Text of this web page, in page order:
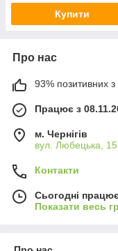
Купити
Про нас
93% позитивних з
Працює з
м. Чернігів
вул. Любецька,
Контакти
Сьогодні
Показати весь